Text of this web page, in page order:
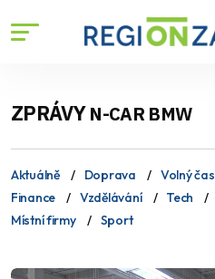
ZPRÁVYN-CAR BMW
Aktuálně Doprava Volný čas
Finance
Vzdělávání Tech
Místní firmy
Sport